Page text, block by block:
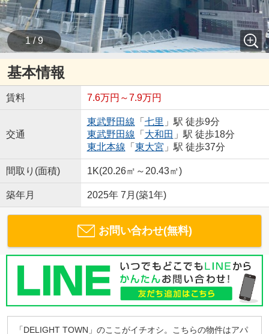
1 / 9
基本情報
賃料 7.6万円～7.9万円
交通
東武野田線 「 七里 」駅 徒歩9分
東武野田線 「 大和田 」駅 徒歩18分
東北本線 「 東大宮 」駅 徒歩37分
間取り(面積) 1K(20.26㎡～20.43㎡)
築年月 2025年 7月(築1年)
お問い合わせ(無料)
「DELIGHT TOWN」のここがイチオシ。こちらの物件はアパ